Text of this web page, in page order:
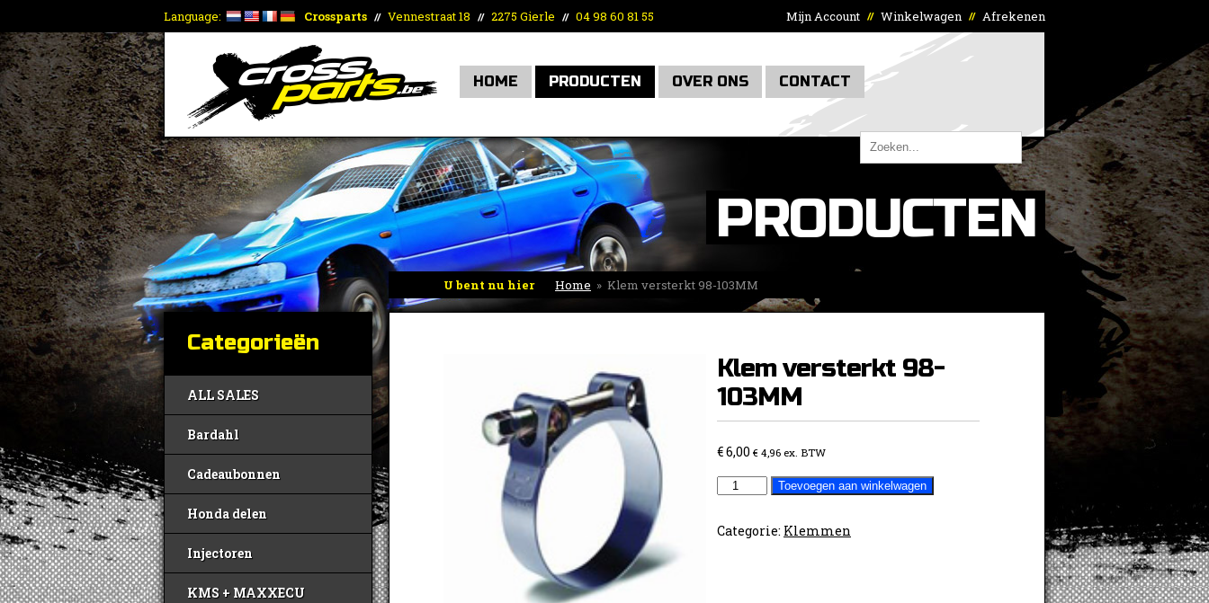
Language: Crossparts // Vennestraat 18 // 2275 Gierle // 04 98 60 81 55 Mijn Account // Winkelwagen // Afrekenen
HOME PRODUCTEN OVER ONS CONTACT
PRODUCTEN
U bent nu hier Home » Klem versterkt 98-103MM
Categorieën
ALL SALES
Bardahl
Cadeaubonnen
Honda delen
Injectoren
KMS + MAXXECU
Klem versterkt 98-
103MM
€6,00 € 4,96ex. BTW
Klem
98-
Toevoegen aan winkelwagen
Categorie: Klemmen